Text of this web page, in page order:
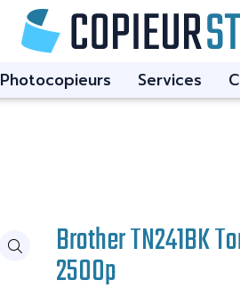
Photocopieurs Services
Brother TN241BK
2500p